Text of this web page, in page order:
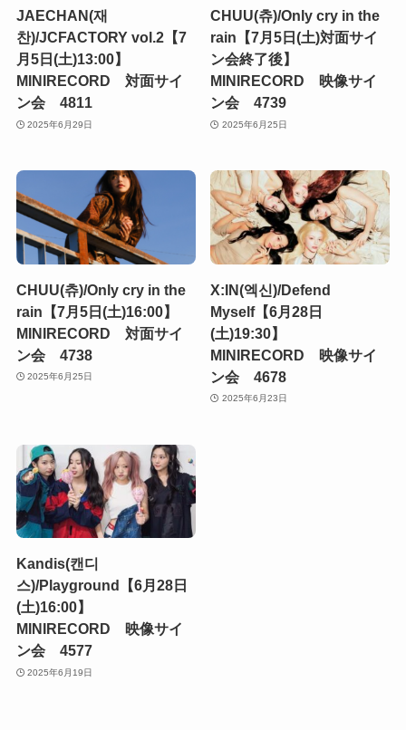
JAECHAN(재
찬)/JCFACTORY vol.2【7
月5日(土)13:00】
MINIRECORD 対面サイ
ン会 4811
2025年6月29日
CHUU(츄)/Only cry in the
rain【7月5日(土)対面サイ
ン会終了後】
MINIRECORD 映像サイ
ン会 4739
2025年6月25日
CHUU(츄)/Only cry in the
rain【7月5日(土)16:00】
MINIRECORD 対面サイ
ン会 4738
2025年6月25日
X:IN(엑신)/Defend
Myself【6月28日
(土)19:30】
MINIRECORD 映像サイ
ン会 4678
2025年6月23日
Kandis(캔디
스)/Playground【6月28日
(土)16:00】
MINIRECORD 映像サイ
ン会 4577
2025年6月19日